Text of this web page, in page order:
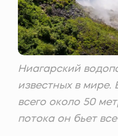
Ниагарский
известных в мире.
всего около 50
потока он бьет